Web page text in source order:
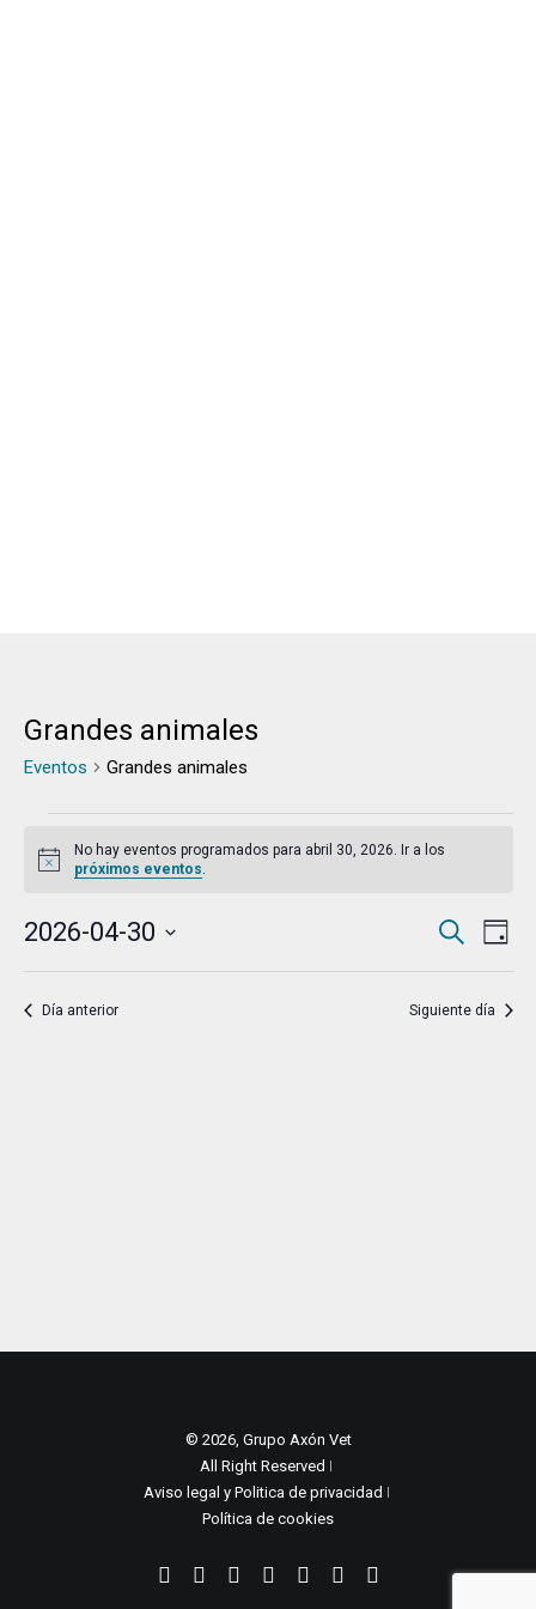
Grandes animales
Eventos Grandes animales
Eventos
en
abril
30,
2026
Aviso
No hay eventos programados para abril 30, 2026. Ir a los
próximos eventos.
de
Buscar
de
Día
2026-04-30
Selecciona
Día anterior Siguiente día
© 2026, Grupo Axón Vet
All Right Reserved ǀ
Aviso legal y Politica de privacidad ǀ
Política de cookies